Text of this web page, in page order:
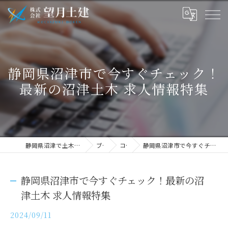
静岡県沼津市で今すぐチェック！
最新の沼津土木 求人情報特集
静岡県沼津で土木の求人なら株式会社望月土建 ブログ コラム 静岡県沼津市で今すぐチェック！最新の沼津土木 求人情報特集
静岡県沼津市で今すぐチェック！最新の沼
津土木 求人情報特集
2024/09/11